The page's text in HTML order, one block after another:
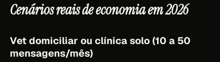
Cenários reais de economia em 2026
Vet domiciliar ou clínica solo (10 a 50
mensagens/mês)